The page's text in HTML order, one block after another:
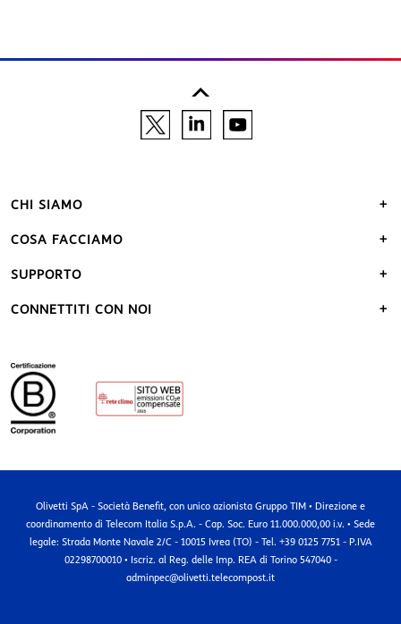
CHI SIAMO
COSA FACCIAMO
SUPPORTO
CONNETTITI CON NOI
Olivetti SpA - Società Benefit, con unico azionista Gruppo TIM • Direzione e
coordinamento di Telecom Italia S.p.A. - Cap. Soc. Euro 11.000.000,00 i.v. • Sede
legale: Strada Monte Navale 2/C - 10015 Ivrea (TO) - Tel. +39 0125 7751 - P.IVA
02298700010 • Iscriz. al Reg. delle Imp. REA di Torino 547040 -
adminpec@olivetti.telecompost.it